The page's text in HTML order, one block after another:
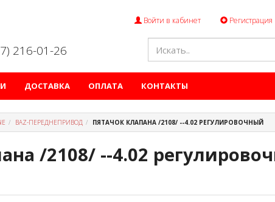
Войти в кабинет Регистрация
216-01-26
ДОСТАВКА ОПЛАТА КОНТАКТЫ
ВАZ-ПЕРЕДНЕПРИВОД ПЯТАЧОК КЛАПАНА /2108/ --4.02 РЕГУЛИРОВОЧНЫЙ
/2108/ --4.02